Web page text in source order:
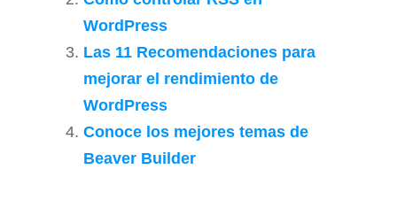
WordPress
Las 11 Recomendaciones para
mejorar el rendimiento de
WordPress
Conoce los mejores temas de
Beaver Builder